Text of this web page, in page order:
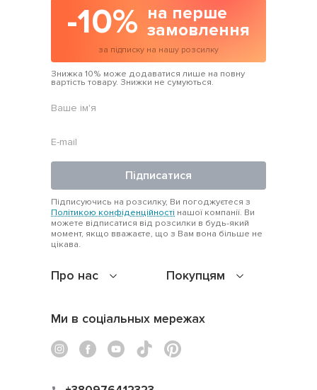
Про нас Покупцям
-10% на перше
замовлення
за підписку на нашу розсилку
Знижка 10% може додаватися лише на повну
вартість товару. Знижки не сумуються.
Підписатися
Підписуючись на розсилку, Ви погоджуєтеся з
Політикою конфіденційності нашої компанії. Ви
можете відписатися від розсилки в будь-який
момент, якщо вважаєте, що з Вам вона більше не
цікава.
Ми в соціальных мережах